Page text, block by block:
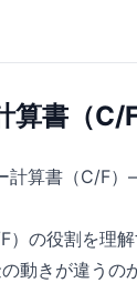
算書（
計算書（C/F
）の役割を理解
動きが違うの